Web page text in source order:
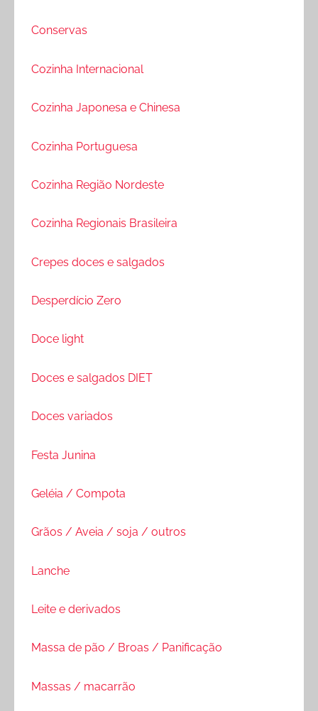
Conservas
Cozinha Internacional
Cozinha Japonesa e Chinesa
Cozinha Portuguesa
Cozinha Região Nordeste
Cozinha Regionais Brasileira
Crepes doces e salgados
Desperdício Zero
Doce light
Doces e salgados DIET
Doces variados
Festa Junina
Geléia / Compota
Grãos / Aveia / soja / outros
Lanche
Leite e derivados
Massa de pão / Broas / Panificação
Massas / macarrão